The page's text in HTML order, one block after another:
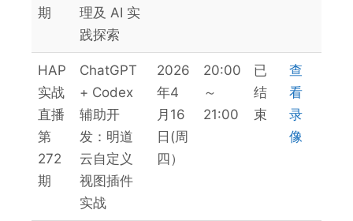
期
理及 AI 实
践探索
HAP
实战
直播
第
272
期
ChatGPT
+ Codex
辅助开
发：明道
云自定义
视图插件
实战
2026
年4
月16
日(周
四）
20:00
～
21:00
已
结
束
查
看
录
像